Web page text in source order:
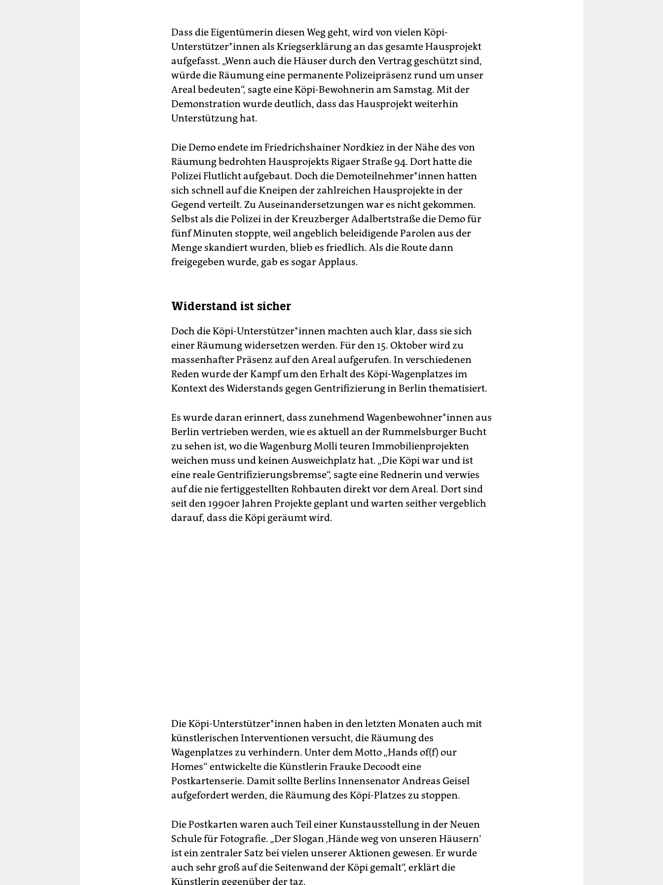
Dass die Eigentümerin diesen Weg geht, wird von vielen Köpi-
Unterstützer*innen als Kriegserklärung an das gesamte Hausprojekt
aufgefasst. „Wenn auch die Häuser durch den Vertrag geschützt sind,
würde die Räumung eine permanente Polizeipräsenz rund um unser
Areal bedeuten“, sagte eine Köpi-Bewohnerin am Samstag. Mit der
Demonstration wurde deutlich, dass das Hausprojekt weiterhin
Unterstützung hat.
Die Demo endete im Friedrichshainer Nordkiez in der Nähe des von
Räumung bedrohten Hausprojekts Rigaer Straße 94. Dort hatte die
Polizei Flutlicht aufgebaut. Doch die De­mo­teil­neh­me­r*in­nen hatten
sich schnell auf die Kneipen der zahlreichen Hausprojekte in der
Gegend verteilt. Zu Auseinandersetzungen war es nicht gekommen.
Selbst als die Polizei in der Kreuzberger Adalbertstraße die Demo für
fünf Minuten stoppte, weil angeblich beleidigende Parolen aus der
Menge skandiert wurden, blieb es friedlich. Als die Route dann
freigegeben wurde, gab es sogar Applaus.
Widerstand ist sicher
Doch die Köpi-Unter­stützer­*innen machten auch klar, dass sie sich
einer Räumung widersetzen werden. Für den 15. Oktober wird zu
massenhafter Präsenz auf den Areal aufgerufen. In verschiedenen
Reden wurde der Kampf um den Erhalt des Köpi-Wagenplatzes im
Kontext des Widerstands gegen Gentrifizierung in Berlin thematisiert.
Es wurde daran erinnert, dass zunehmend Wa­gen­be­woh­ne­r*in­nen aus
Berlin vertrieben werden, wie es aktuell an der Rummelsburger Bucht
zu sehen ist, wo die Wagenburg Molli teuren Immobilienprojekten
weichen muss und keinen Ausweichplatz hat. „Die Köpi war und ist
eine reale Gentrifizierungsbremse“, sagte eine Rednerin und verwies
auf die nie fertiggestellten Rohbauten direkt vor dem Areal. Dort sind
seit den 1990er Jahren Projekte geplant und warten seither vergeblich
darauf, dass die Köpi geräumt wird.
Die Köpi-Unterstützer*innen haben in den letzten Monaten auch mit
künstlerischen Interventionen versucht, die Räumung des
Wagenplatzes zu verhindern. Unter dem Motto „Hands of(f) our
Homes“ entwickelte die Künstlerin Frauke Decoodt eine
Postkartenserie. Damit sollte Berlins Innensenator Andreas Geisel
aufgefordert werden, die Räumung des Köpi-Platzes zu stoppen.
Die Postkarten waren auch Teil einer Kunstausstellung in der Neuen
Schule für Fotografie. „Der Slogan ‚Hände weg von unseren Häusern‘
ist ein zentraler Satz bei vielen unserer Aktionen gewesen. Er wurde
auch sehr groß auf die Seitenwand der Köpi gemalt“, erklärt die
Künstlerin gegenüber der taz.